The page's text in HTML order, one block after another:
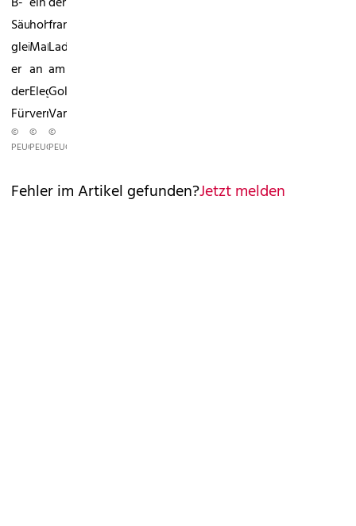
Säule
gleicht
er
dem
Fünftürer.
©
PEUGEOT
hohes
Maß
an
Eleganz
vermittelt.
©
PEUGEOT
französische
Lademeister
am
Golf
Variant.
©
PEUGEOT
Fehler im Artikel gefunden?Jetzt melden